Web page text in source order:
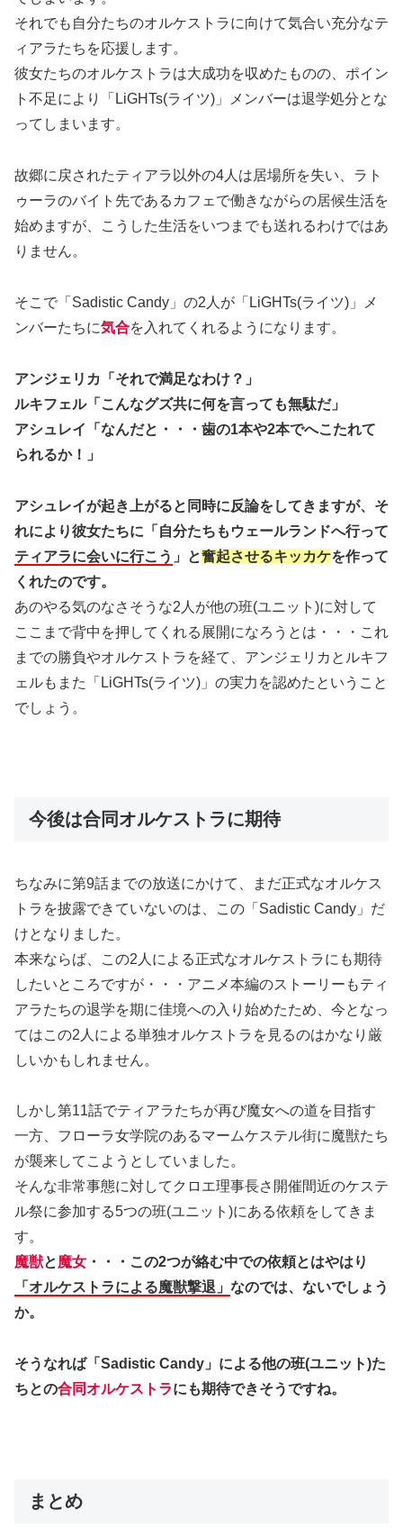
それでも自分たちのオルケストラに向けて気合い充分なテ
ィアラたちを応援します。
彼女たちのオルケストラは大成功を収めたものの、ポイン
ト不足により「LiGHTs(ライツ)」メンバーは退学処分とな
ってしまいます。
故郷に戻されたティアラ以外の4人は居場所を失い、ラト
ゥーラのバイト先であるカフェで働きながらの居候生活を
始めますが、こうした生活をいつまでも送れるわけではあ
りません。
そこで「Sadistic Candy」の2人が「LiGHTs(ライツ)」メ
ンバーたちに気合を入れてくれるようになります。
アンジェリカ「それで満足なわけ？」
ルキフェル「こんなグズ共に何を言っても無駄だ」
アシュレイ「なんだと・・・歯の1本や2本でへこたれて
られるか！」
アシュレイが起き上がると同時に反論をしてきますが、そ
れにより彼女たちに「自分たちもウェールランドへ行って
ティアラに会いに行こう 」と奮起させるキッカケを作って
くれたのです。
あのやる気のなさそうな2人が他の班(ユニット)に対して
ここまで背中を押してくれる展開になろうとは・・・これ
までの勝負やオルケストラを経て、アンジェリカとルキフ
ェルもまた「LiGHTs(ライツ)」の実力を認めたということ
でしょう。
今後は合同オルケストラに期待
ちなみに第9話までの放送にかけて、まだ正式なオルケス
トラを披露できていないのは、この「Sadistic Candy」だ
けとなりました。
本来ならば、この2人による正式なオルケストラにも期待
したいところですが・・・アニメ本編のストーリーもティ
アラたちの退学を期に佳境への入り始めたため、今となっ
てはこの2人による単独オルケストラを見るのはかなり厳
しいかもしれません。
しかし第11話でティアラたちが再び魔女への道を目指す
一方、フローラ女学院のあるマームケステル街に魔獣たち
が襲来してこようとしていました。
そんな非常事態に対してクロエ理事長さ開催間近のケステ
ル祭に参加する5つの班(ユニット)にある依頼をしてきま
す。
魔獣と魔女 ・・・この2つが絡む中での依頼とはやはり
「オルケストラによる魔獣撃退」 なのでは、ないでしょう
か。
そうなれば「Sadistic Candy」による他の班(ユニット)た
ちとの合同オルケストラにも期待できそうですね。
まとめ